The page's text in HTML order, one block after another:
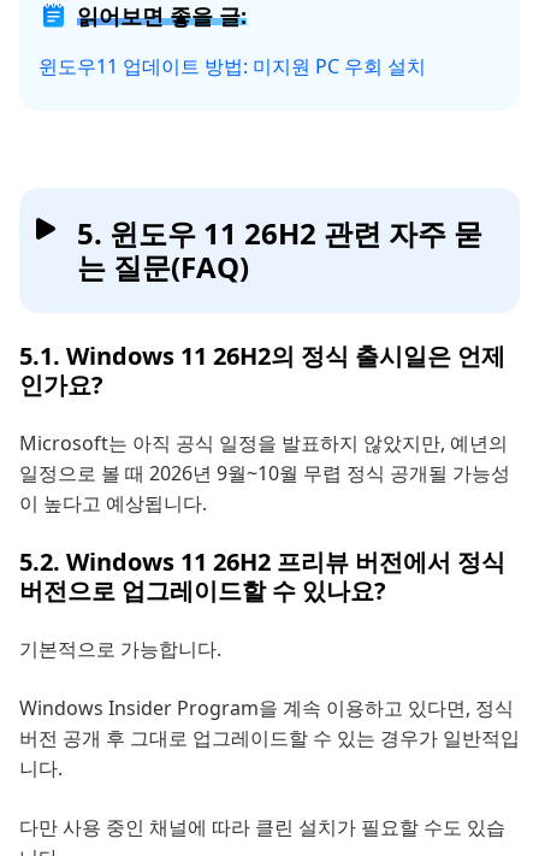
읽어보면 좋을 글:
윈도우11 업데이트 방법: 미지원 PC 우회 설치
5. 윈도우 11 26H2 관련 자주 묻
는 질문(FAQ)
5.1. Windows 11 26H2의 정식 출시일은 언제
인가요?
Microsoft는 아직 공식 일정을 발표하지 않았지만, 예년의
일정으로 볼 때 2026년 9월~10월 무렵 정식 공개될 가능성
이 높다고 예상됩니다.
5.2. Windows 11 26H2 프리뷰 버전에서 정식
버전으로 업그레이드할 수 있나요?
기본적으로 가능합니다.
Windows Insider Program을 계속 이용하고 있다면, 정식
버전 공개 후 그대로 업그레이드할 수 있는 경우가 일반적입
니다.
다만 사용 중인 채널에 따라 클린 설치가 필요할 수도 있습